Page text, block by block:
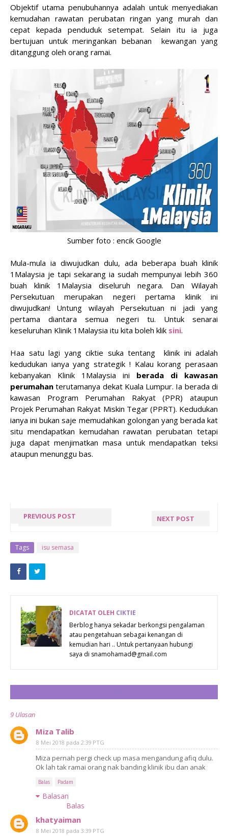
Objektif utama penubuhannya adalah untuk menyediakan
kemudahan rawatan perubatan ringan yang murah dan
cepat kepada penduduk setempat. Selain itu ia juga
bertujuan untuk meringankan bebanan kewangan yang
ditanggung oleh orang ramai.
Sumber foto : encik Google
Mula-mula ia diwujudkan dulu, ada beberapa buah klinik
1Malaysia je tapi sekarang ia sudah mempunyai lebih 360
buah klinik 1Malaysia diseluruh negara. Dan Wilayah
Persekutuan merupakan negeri pertama klinik ini
diwujudkan! Untung wilayah Persekutuan ni jadi yang
pertama diantara semua negeri tu. Untuk senarai
keseluruhan Klinik 1Malaysia itu kita boleh klik sini.
Haa satu lagi yang ciktie suka tentang klinik ini adalah
kedudukan ianya yang strategik ! Kalau korang perasaan
kebanyakan Klinik 1Malaysia ini berada di kawasan
perumahan terutamanya dekat Kuala Lumpur. Ia berada di
kawasan Program Perumahan Rakyat (PPR) ataupun
Projek Perumahan Rakyat Miskin Tegar (PPRT). Kedudukan
ianya ini bukan saje memudahkan golongan yang berada kat
situ mendapatkan kemudahan rawatan perubatan tetapi
juga dapat menjimatkan masa untuk mendapatkan teksi
ataupun menunggu bas.
PREVIOUS POST
MAYBANK
BERUBAH LAGI
NEXT POST
Tags isu semasa
DICATAT OLEH CIKTIE
Berblog hanya sekadar berkongsi pengalaman
atau pengetahuan sebagai kenangan di
kemudian hari .. Untuk pertanyaan hubungi
saya di snamohamad@gmail.com
9 Ulasan
Miza Talib
8 Mei 2018 pada 2:39 PTG
Miza pernah pergi check up masa mengandung afiq dulu.
Ok lah tak ramai orang nak banding klinik ibu dan anak
Balas Padam
Balasan
Balas
khatyaiman
8 Mei 2018 pada 3:39 PTG